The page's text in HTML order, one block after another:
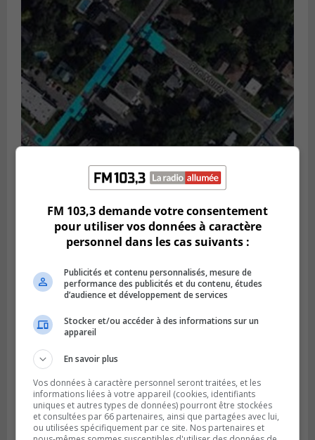
GREENFIELD PARK
Publié le 6 août 2026 à 13h45
Greenfield Park veut s’armer contre les
fortes
pluies
SAINT-HUBERT
Publié le 6 août 2026 à 09h39
FM 103,3 demande votre consentement
pour utiliser vos données à caractère
personnel dans les cas suivants :
Publicités et contenu personnalisés, mesure de
performance des publicités et du contenu, études
d’audience et développement de services
Stocker et/ou accéder à des informations sur un
appareil
En savoir plus
Vos données à caractère personnel seront traitées, et les
informations liées à votre appareil (cookies, identifiants
uniques et autres types de données) pourront être stockées
et consultées par 66 partenaires, ainsi que partagées avec lui,
ou utilisées spécifiquement par ce site. Nos partenaires et